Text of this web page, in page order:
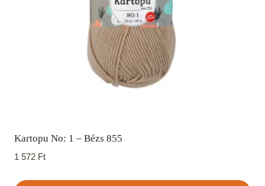
Kartopu No: 1 – Bézs 855
1 572 Ft